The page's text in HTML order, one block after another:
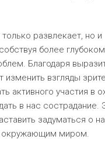
развлекает, но и
более
Благодаря
изменить взгляды
активного участия в
в нас сострадание.
задуматься о
окружающим миром.